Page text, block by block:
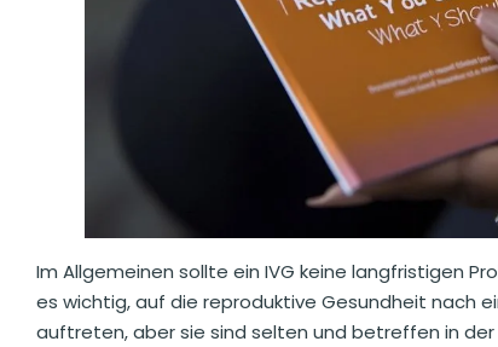
Im Allgemeinen sollte ein IVG keine langfristigen
es wichtig, auf die reproduktive Gesundheit nach
auftreten, aber sie sind selten und betreffen in der